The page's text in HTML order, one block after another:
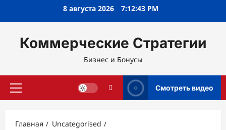
8 августа 2026 7:12:44 PM
Коммерческие Стратегии
Бизнес и Бонусы
Основное
Смотреть видео
Главная
Uncategorised